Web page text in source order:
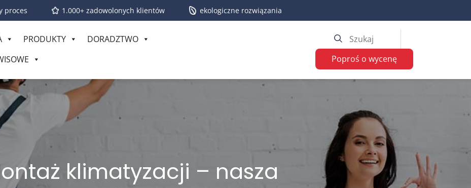
proces 1.000+ zadowolonych klientów ekologiczne rozwiązania
PRODUKTY
DORADZTWO
Poproś o wycenę
klimatyzacji – nasza